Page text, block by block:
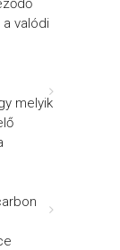
valódi
melyik